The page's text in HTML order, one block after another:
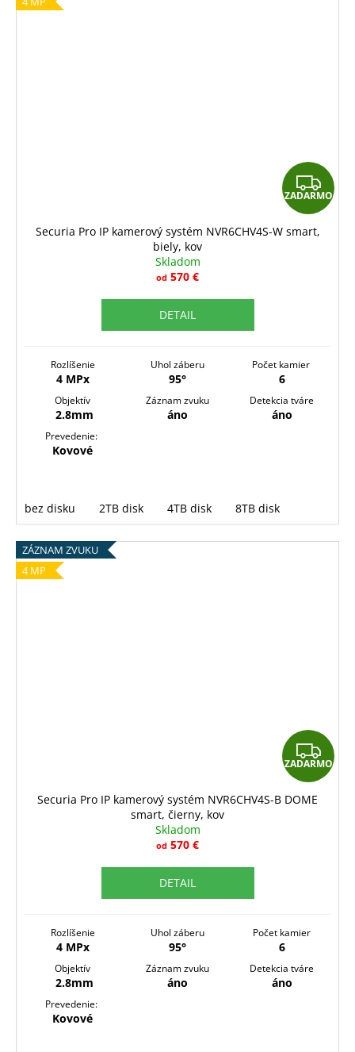
Z
A
ZADARMO
Securia Pro IP kamerový systém NVR6CHV4S-W smart,
biely, kov
Skladom
od 570 €
DETAIL
Rozlíšenie
4 MPx
Uhol záberu
95°
Počet kamier
6
Objektív
2.8mm
Záznam zvuku
áno
Detekcia tváre
áno
Prevedenie:
Kovové
bez disku 2TB disk 4TB disk 8TB disk
ZÁZNAM ZVUKU
4 MP
Z
A
ZADARMO
Securia Pro IP kamerový systém NVR6CHV4S-B DOME
smart, čierny, kov
Skladom
od 570 €
DETAIL
Rozlíšenie
4 MPx
Uhol záberu
95°
Počet kamier
6
Objektív
2.8mm
Záznam zvuku
áno
Detekcia tváre
áno
Prevedenie:
Kovové